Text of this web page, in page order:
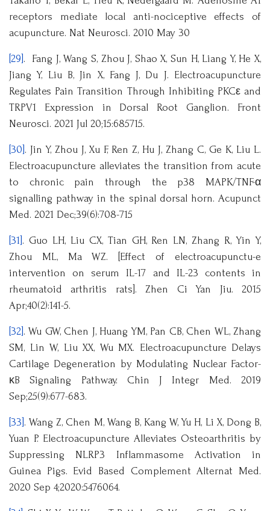
receptors mediate local anti-nociceptive effects of
acupuncture. Nat Neurosci. 2010 May 30
[29] . Fang J, Wang S, Zhou J, Shao X, Sun H, Liang Y, He X,
Jiang Y, Liu B, Jin X, Fang J, Du J. Electroacupuncture
Regulates Pain Transition Through Inhibiting PKCε and
TRPV1 Expression in Dorsal Root Ganglion. Front
Neurosci. 2021 Jul 20;15:685715.
[30] . Jin Y, Zhou J, Xu F, Ren Z, Hu J, Zhang C, Ge K, Liu L.
Electroacupuncture alleviates the transition from acute
to chronic pain through the p38 MAPK/TNF-α
signalling pathway in the spinal dorsal horn. Acupunct
Med. 2021 Dec;39(6):708-715
[31] . Guo LH, Liu CX, Tian GH, Ren LN, Zhang R, Yin Y,
Zhou ML, Ma WZ. [Effect of electroacupunctu-e
intervention on serum IL-17 and IL-23 contents in
rheumatoid arthritis rats]. Zhen Ci Yan Jiu. 2015
Apr;40(2):141-5.
[32] . Wu GW, Chen J, Huang YM, Pan CB, Chen WL, Zhang
SM, Lin W, Liu XX, Wu MX. Electroacupuncture Delays
Cartilage Degeneration by Modulating Nuclear Factor-
κB Signaling Pathway. Chin J Integr Med. 2019
Sep;25(9):677-683.
[33] . Wang Z, Chen M, Wang B, Kang W, Yu H, Li X, Dong B,
Yuan P. Electroacupuncture Alleviates Osteoarthritis by
Suppressing NLRP3 Inflammasome Activation in
Guinea Pigs. Evid Based Complement Alternat Med.
2020 Sep 4;2020:5476064.